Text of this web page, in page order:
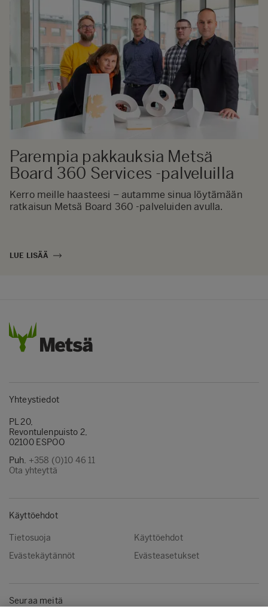
Parempia pakkauksia​ Metsä
Board 360 Services -palveluilla​
Kerro meille haasteesi​ – autamme sinua löytämään
ratkaisun Metsä Board ​360 -palveluiden avulla.​
LUE LISÄÄ
Yhteystiedot
PL 20,
Revontulenpuisto 2,
02100 ESPOO
Puh. +358 (0)10 46 11
Ota yhteyttä
Käyttöehdot
Tietosuoja
Käyttöehdot
Evästekäytännöt
Evästeasetukset
Seuraa meitä